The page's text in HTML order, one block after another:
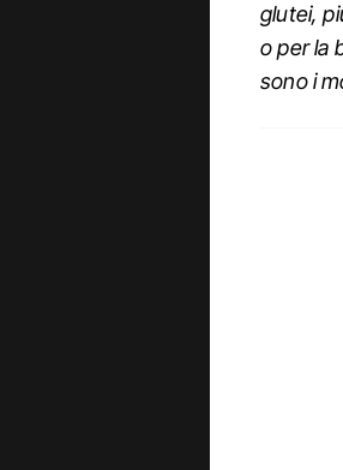
glutei,
o per la
sono i